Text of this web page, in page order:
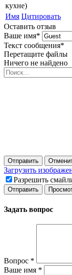
кухне)
Имя Цитировать
Оставить отзыв
Ваше имя*
Текст сообщения*
Перетащите файлы
Ничего не найдено
Отправить
Загрузить
Разрешить
Задать вопрос
Вопрос *
Ваше имя *